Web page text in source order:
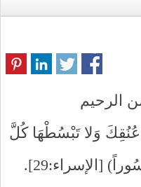
الرحيم
وَلا تَبْسُطْهَا كُلَّ
[الإسراء:29].